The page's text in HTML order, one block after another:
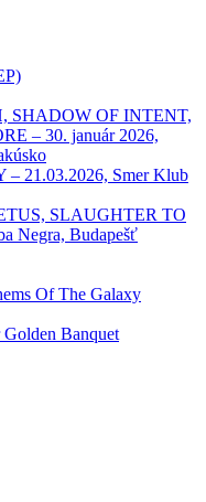
SHADOW OF INTENT,
– 30. január 2026,
21.03.2026, Smer Klub
SLAUGHTER TO
Negra, Budapešť
Of The Galaxy
Banquet